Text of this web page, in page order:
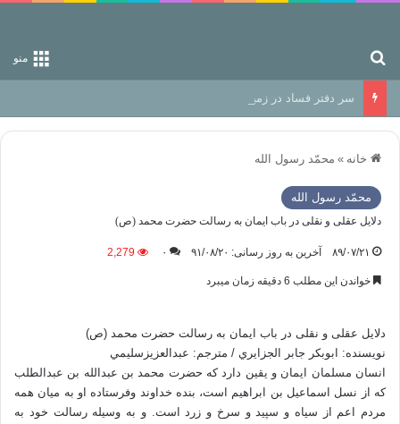
منو
سر دفتر فساد در زمین‌، دوری وکناره‌گیری از راه خداست‌!
خانه » محمّد رسول الله
محمّد رسول الله
دلایل عقلی و نقلی در باب ايمان به رسالت حضرت محمد (ص)
۸۹/۰۷/۲۱ آخرین به روز رسانی: ۹۱/۰۸/۲۰ ۰ 2,279
خواندن این مطلب 6 دقیقه زمان میبرد
دلایل عقلی و نقلی در باب ايمان به رسالت حضرت محمد (ص)
نویسنده: ابوبكر جابر الجزايري / مترجم: عبدالعزيزسليمي
انسان مسلمان ايمان و يقين دارد كه حضرت محمد بن عبدالله بن عبدالطلب
كه از نسل اسماعيل بن ابراهيم است، بنده خداوند وفرستاده‌ او به ميان همه
مردم اعم از سياه و سپيد و سرخ و زرد است. و به وسيله رسالت خود به